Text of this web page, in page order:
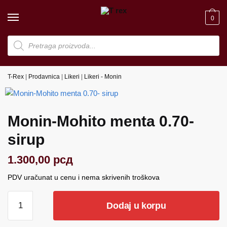
Products
search
0
T-Rex Prodavnica Likeri Likeri - Monin
Monin-Mohito menta 0.70-
sirup
1.300,00 рсд
PDV uračunat u cenu i nema skrivenih troškova
Mohito
menta
Dodaj u korpu